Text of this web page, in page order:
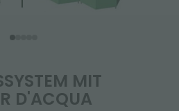
MIT
D'ACQUA